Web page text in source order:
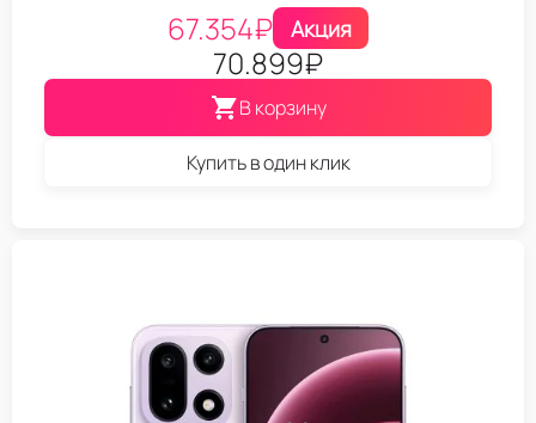
67.354₽ Акция
70.899₽
В корзину
Купить в один клик